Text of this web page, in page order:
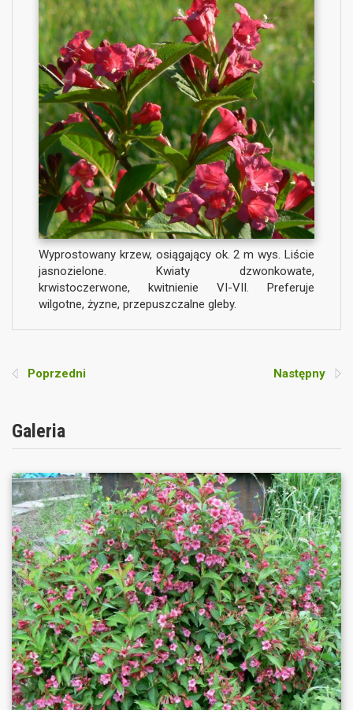
Wyprostowany krzew, osiągający ok. 2 m wys. Liście
jasnozielone. Kwiaty dzwonkowate,
krwistoczerwone, kwitnienie VI-VII. Preferuje
wilgotne, żyzne, przepuszczalne gleby.
Poprzedni Następny
Galeria